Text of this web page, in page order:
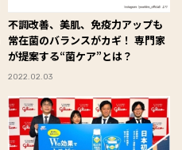
不調改善、美肌、免疫力アップも
常在菌のバランスがカギ！ 専門家
が提案する“菌ケア”とは？
2022.02.03